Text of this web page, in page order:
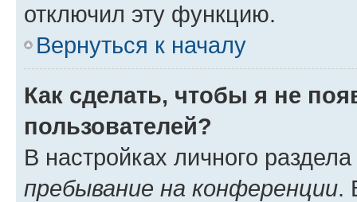
отключил эту функцию.
Вернуться к началу
Как сделать, чтобы я не
пользователей?
В настройках личного
пребывание на конференции.